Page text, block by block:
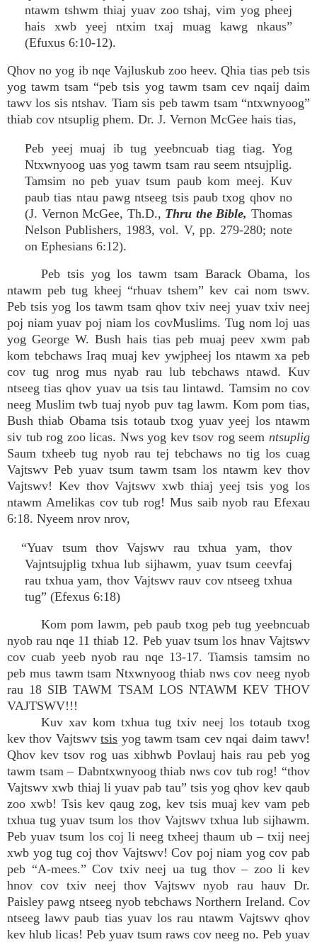
ntawm tshwm thiaj yuav zoo tshaj, vim yog pheej
hais xwb yeej ntxim txaj muag kawg nkaus”
(Efuxus 6:10-12).
Qhov no yog ib nqe Vajluskub zoo heev. Qhia tias peb tsis
yog tawm tsam “peb tsis yog tawm tsam cev nqaij daim
tawv los sis ntshav. Tiam sis peb tawm tsam “ntxwnyoog”
thiab cov ntsuplig phem. Dr. J. Vernon McGee hais tias,
Peb yeej muaj ib tug yeebncuab tiag tiag. Yog
Ntxwnyoog uas yog tawm tsam rau seem ntsujplig.
Tamsim no peb yuav tsum paub kom meej. Kuv
paub tias ntau pawg ntseeg tsis paub txog qhov no
(J. Vernon McGee, Th.D., Thru the Bible, Thomas
Nelson Publishers, 1983, vol. V, pp. 279-280; note
on Ephesians 6:12).
Peb tsis yog los tawm tsam Barack Obama, los
ntawm peb tug kheej “rhuav tshem” kev cai nom tswv.
Peb tsis yog los tawm tsam qhov txiv neej yuav txiv neej
poj niam yuav poj niam los covMuslims. Tug nom loj uas
yog George W. Bush hais tias peb muaj peev xwm pab
kom tebchaws Iraq muaj kev ywjpheej los ntawm xa peb
cov tug nrog mus nyab rau lub tebchaws ntawd. Kuv
ntseeg tias qhov yuav ua tsis tau lintawd. Tamsim no cov
neeg Muslim twb tuaj nyob puv tag lawm. Kom pom tias,
Bush thiab Obama tsis totaub txog yuav yeej los ntawm
siv tub rog zoo licas. Nws yog kev tsov rog seem ntsuplig
Saum txheeb tug nyob rau tej tebchaws no tig los cuag
Vajtswv Peb yuav tsum tawm tsam los ntawm kev thov
Vajtswv! Kev thov Vajtswv xwb thiaj yeej tsis yog los
ntawm Amelikas cov tub rog! Mus saib nyob rau Efexau
6:18. Nyeem nrov nrov,
“Yuav tsum thov Vajswv rau txhua yam, thov
Vajntsujplig txhua lub sijhawm, yuav tsum ceevfaj
rau txhua yam, thov Vajtswv rauv cov ntseeg txhua
tug” (Efexus 6:18)
Kom pom lawm, peb paub txog peb tug yeebncuab
nyob rau nqe 11 thiab 12. Peb yuav tsum los hnav Vajtswv
cov cuab yeeb nyob rau nqe 13-17. Tiamsis tamsim no
peb mus tawm tsam Ntxwnyoog thiab nws cov neeg nyob
rau 18 SIB TAWM TSAM LOS NTAWM KEV THOV
VAJTSWV!!!
Kuv xav kom txhua tug txiv neej los totaub txog
kev thov Vajtswvtsis yog tawm tsam cev nqai daim tawv!
Qhov kev tsov rog uas xibhwb Povlauj hais rau peb yog
tawm tsam – Dabntxwnyoog thiab nws cov tub rog! “thov
Vajtswv xwb thiaj li yuav pab tau” tsis yog qhov kev qaub
zoo xwb! Tsis kev qaug zog, kev tsis muaj kev vam peb
txhua tug yuav tsum los thov Vajtswv txhua lub sijhawm.
Peb yuav tsum los coj li neeg txheej thaum ub – txij neej
xwb yog tug coj thov Vajtswv! Cov poj niam yog cov pab
peb “A-mees.” Cov txiv neej ua tug thov – zoo li kev
hnov cov txiv neej thov Vajtswv nyob rau hauv Dr.
Paisley pawg ntseeg nyob tebchaws Northern Ireland. Cov
ntseeg lawv paub tias yuav los rau ntawm Vajtswv qhov
kev hlub licas! Peb yuav tsum raws cov neeg no. Peb yuav